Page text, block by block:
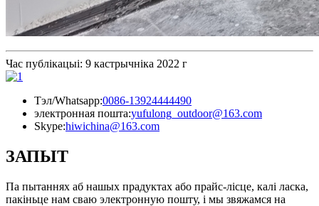
Час публікацыі: 9 кастрычніка 2022 г
Тэл/Whatsapp:0086-13924444490
электронная пошта:yufulong_outdoor@163.com
Skype:hiwichina@163.com
ЗАПЫТ
Па пытаннях аб нашых прадуктах або прайс-лісце, калі ласка,
пакіньце нам сваю электронную пошту, і мы звяжамся на